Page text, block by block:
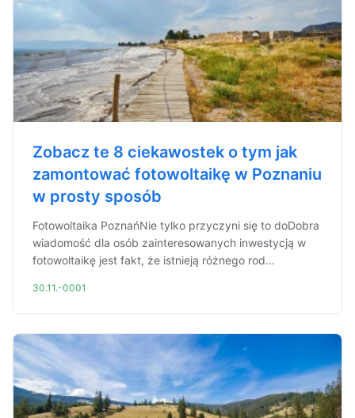
Zobacz te 8 ciekawostek o tym jak
zamontować fotowoltaikę w Poznaniu
w prosty sposób
Fotowoltaika PoznańNie tylko przyczyni się to doDobra
wiadomość dla osób zainteresowanych inwestycją w
fotowoltaikę jest fakt, że istnieją różnego rod...
30.11.-0001